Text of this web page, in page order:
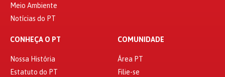
Meio Ambiente
Notícias do PT
CONHEÇA O PT
Nossa História
Estatuto do PT
COMUNIDADE
Área PT
Filie-se